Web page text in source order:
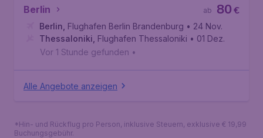
Berlin €
80
ab
Berlin Flughafen Berlin Brandenburg • 24 Nov.
Thessaloniki Flughafen Thessaloniki • 01 Dez.
Vor 1 Stunde gefunden •
Alle Angebote anzeigen
*Hin- und Rückflug pro Person, inklusive Steuern, exklusive € 19,99
Buchungsgebühr.